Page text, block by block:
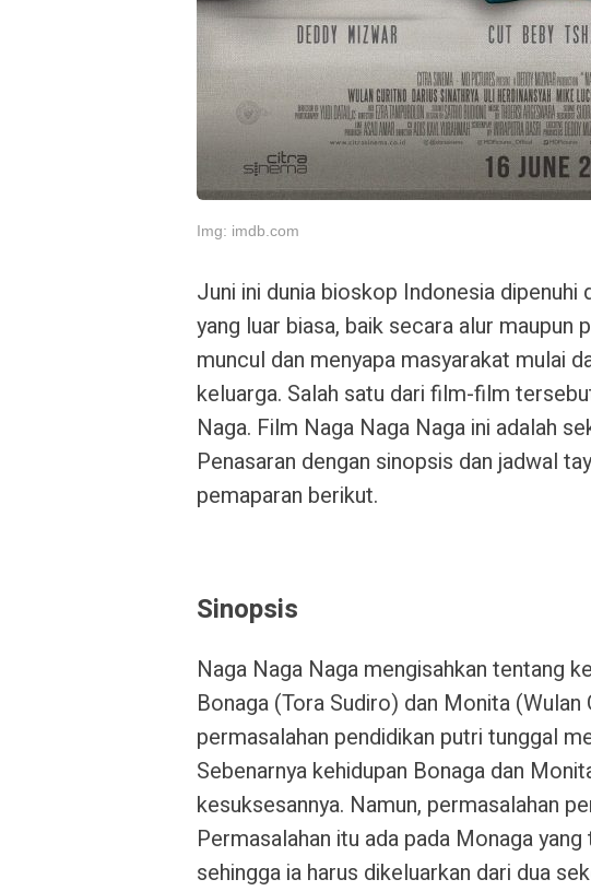
Img: imdb.com
Juni ini dunia bioskop Indonesia dipenuhi
yang luar biasa, baik secara alur maupun
muncul dan menyapa masyarakat mulai
keluarga. Salah satu dari film-film
Naga. Film Naga Naga Naga ini adalah
Penasaran dengan sinopsis dan jadwal
pemaparan berikut.
Sinopsis
Naga Naga Naga mengisahkan tentang
Bonaga (Tora Sudiro) dan Monita
permasalahan pendidikan putri tunggal
Sebenarnya kehidupan Bonaga dan
kesuksesannya. Namun, permasalahan
Permasalahan itu ada pada Monaga
sehingga ia harus dikeluarkan dari dua